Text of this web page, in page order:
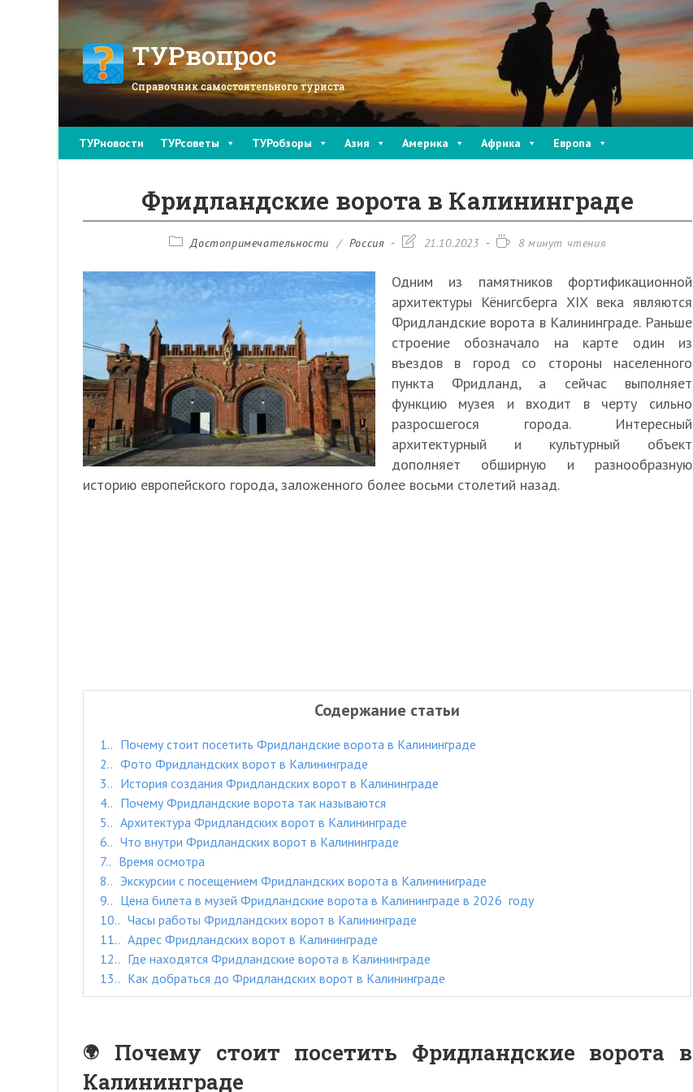
ТУРвопрос
Справочник самостоятельного туриста
ТУРновости ТУРсоветы ТУРобзоры Азия Америка Африка Европа
Фридландские ворота в Калининграде
РубрикаДостопримечательности / Россия
Запись21.10.2023
Время8 минут чтения
Одним из памятников фортификационной
архитектуры Кёнигсберга XIX века являются
Фридландские ворота в Калининграде. Раньше
строение обозначало на карте один из
въездов в город со стороны населенного
пункта Фридланд, а сейчас выполняет
функцию музея и входит в черту сильно
разросшегося города. Интересный
архитектурный и культурный объект
дополняет обширную и разнообразную
историю европейского города, заложенного более восьми столетий назад.
Содержание статьи
1.
Почему стоит посетить Фридландские ворота в Калининграде
2.
Фото Фридландских ворот в Калининграде
3.
История создания Фридландских ворот в Калининграде
4.
Почему Фридландские ворота так называются
5.
Архитектура Фридландских ворот в Калининграде
6.
Что внутри Фридландских ворот в Калининграде
7.
Время осмотра
8.
Экскурсии с посещением Фридландских ворота в Калининиграде
9.
Цена билета в музей Фридландские ворота в Калининграде в 2026 году
10.
Часы работы Фридландских ворот в Калининграде
11.
Адрес Фридландских ворот в Калининграде
12.
Где находятся Фридландские ворота в Калининграде
13.
Как добраться до Фридландских ворот в Калининграде
Почему стоит посетить Фридландские ворота в
Калининграде